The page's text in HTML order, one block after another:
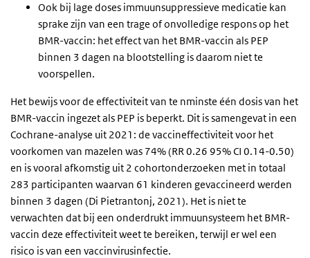
Ook bij lage doses immuunsuppressieve medicatie kan
sprake zijn van een trage of onvolledige respons op het
BMR-vaccin: het effect van het BMR-vaccin als PEP
binnen 3 dagen na blootstelling is daarom niet te
voorspellen.
Het bewijs voor de effectiviteit van te nminste één dosis van het
BMR-vaccin ingezet als PEP is beperkt. Dit is samengevat in een
Cochrane-analyse uit 2021: de vaccineffectiviteit voor het
voorkomen van mazelen was 74% (RR 0.26 95% CI 0.14-0.50)
en is vooral afkomstig uit 2 cohortonderzoeken met in totaal
283 participanten waarvan 61 kinderen gevaccineerd werden
binnen 3 dagen (Di Pietrantonj, 2021). Het is niet te
verwachten dat bij een onderdrukt immuunsysteem het BMR-
vaccin deze effectiviteit weet te bereiken, terwijl er wel een
risico is van een vaccinvirusinfectie.